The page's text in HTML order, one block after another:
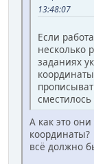
13:48:07
Если
несколько
заданиях
А как это
координаты?
всё должно